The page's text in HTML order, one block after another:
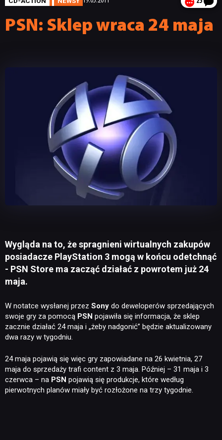
PSN: Sklep wraca 24 maja
Wygląda na to, że spragnieni wirtualnych zakupów
posiadacze PlayStation 3 mogą w końcu odetchnąć
- PSN Store ma zacząć działać z powrotem już 24
maja.
W notatce wysłanej przez Sony do deweloperów sprzedających
swoje gry za pomocą PSN pojawiła się informacja, że sklep
zacznie działać 24 maja i „żeby nadgonić” będzie aktualizowany
dwa razy w tygodniu.
24 maja pojawią się więc gry zapowiadane na 26 kwietnia, 27
maja do sprzedaży trafi content z 3 maja. Później – 31 maja i 3
czerwca – na PSN pojawią się produkcje, które według
pierwotnych planów miały być rozłożone na trzy tygodnie.